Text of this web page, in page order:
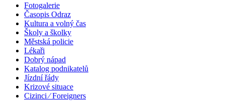
Fotogalerie
Časopis Odraz
Kultura a volný čas
Školy a školky
Městská policie
Lékaři
Dobrý nápad
Katalog podnikatelů
Jízdní řády
Krizové situace
Cizinci ⁄ Foreigners